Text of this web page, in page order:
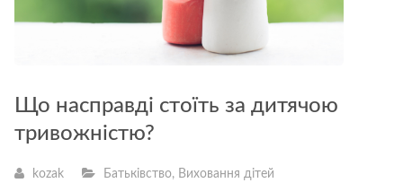
Що насправді стоїть за дитячою
тривожністю?
kozak Батьківство, Виховання дітей